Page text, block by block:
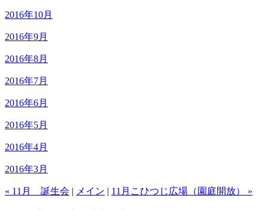
2016年10月
2016年9月
2016年8月
2016年7月
2016年6月
2016年5月
2016年4月
2016年3月
« 11月 誕生会 | メイン | 11月こひつじ広場（園庭開放） »